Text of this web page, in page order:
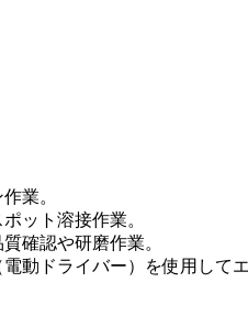
業。
ット溶接作業。
確認や研磨作業。
動ドライバー）を使用して